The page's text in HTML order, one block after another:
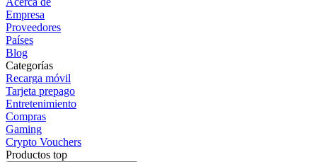
Empresa
Proveedores
Países
Blog
Categorías
Recarga móvil
Tarjeta prepago
Entretenimiento
Compras
Gaming
Crypto Vouchers
Productos top